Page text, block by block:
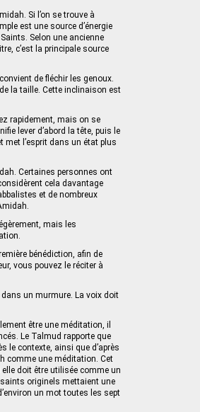
Si l’on se trouve à
est une source d’énergie
Selon une ancienne
c’est la principale source
de fléchir les genoux.
la taille. Cette inclinaison est
rapidement, mais on se
lever d’abord la tête, puis le
met l’esprit dans un état plus
Certaines personnes ont
cela davantage
et de nombreux
mais les
bénédiction, afin de
vous pouvez le réciter à
dans un murmure. La voix doit
être une méditation, il
Le Talmud rapporte que
le contexte, ainsi que d’après
comme une méditation. Cet
doit être utilisée comme un
originels mettaient une
un mot toutes les sept